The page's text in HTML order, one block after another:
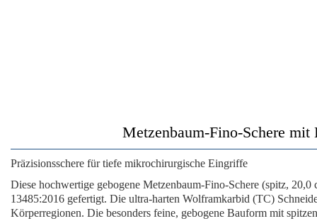
Metzenbaum-Fino-Schere mit
Präzisionsschere für tiefe mikrochirurgische Eingriffe
Diese hochwertige gebogene Metzenbaum-Fino-Schere (spitz,
13485:2016 gefertigt. Die ultra-harten Wolframkarbid (TC)
Körperregionen. Die besonders feine, gebogene Bauform mit